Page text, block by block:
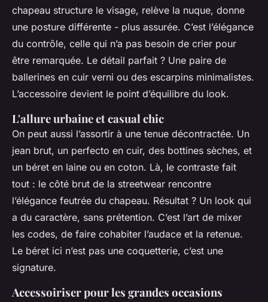
chapeau structure le visage, relève la nuque, donne
une posture différente - plus assurée. C’est l’élégance
du contrôle, celle qui n’a pas besoin de crier pour
être remarquée. Le détail parfait ? Une paire de
ballerines en cuir verni ou des escarpins minimalistes.
L’accessoire devient le point d’équilibre du look.
L'allure urbaine et casual chic
On peut aussi l’assortir à une tenue décontractée. Un
jean brut, un perfecto en cuir, des bottines sèches, et
un béret en laine ou en coton. Là, le contraste fait
tout : le côté brut de la streetwear rencontre
l’élégance feutrée du chapeau. Résultat ? Un look qui
a du caractère, sans prétention. C’est l’art de mixer
les codes, de faire cohabiter l’audace et la retenue.
Le béret ici n’est pas une coquetterie, c’est une
signature.
Accessoiriser pour les grandes occasions